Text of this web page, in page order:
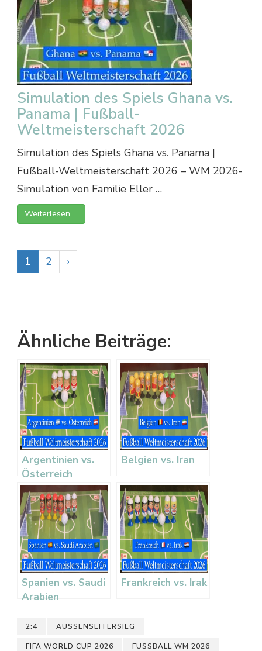
Simulation des Spiels Ghana vs.
Panama | Fußball-
Weltmeisterschaft 2026
Simulation des Spiels Ghana vs. Panama |
Fußball-Weltmeisterschaft 2026 – WM 2026-
Simulation von Familie Eller …
Weiterlesen …
1 2 ›
Ähnliche Beiträge:
Argentinien vs.
Österreich
Belgien vs. Iran
Spanien vs. Saudi
Arabien
Frankreich vs. Irak
2:4 AUSSENSEITERSIEG
FIFA WORLD CUP 2026 FUSSBALL WM 2026